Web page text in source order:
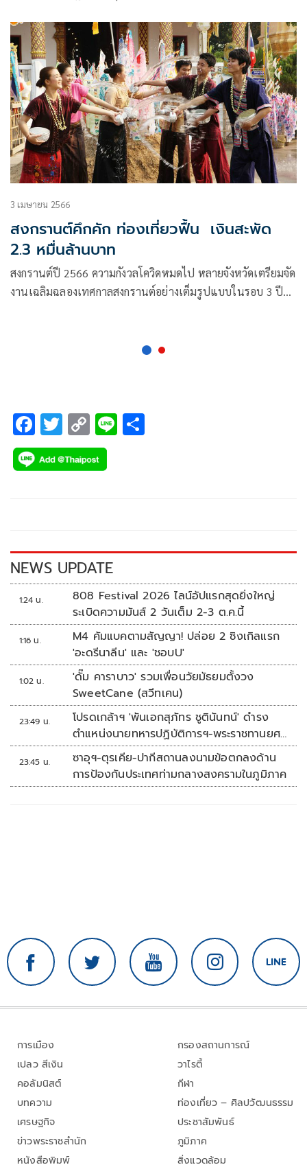
2566
3 เมษายน 2566
สงกรานต์คึกคัก ท่องเที่ยวฟื้น เงินสะพัด
2.3 หมื่นล้านบาท
สงกรานต์ปี 2566 ความกังวลโควิดหมดไป หลายจังหวัดเตรียมจัด
งานเฉลิมฉลองเทศกาลสงกรานต์อย่างเต็มรูปแบบในรอบ 3 ปีกัน
F
ac
e
k
T
wi
tt
C
o
p
k
Li
NEWS UPDATE
1:24 น.
808 Festival 2026 ไลน์อัปแรกสุดยิ่งใหญ่
ระเบิดความมันส์ 2 วันเต็ม 2-3 ต.ค.นี้
1:16 น.
M4 คัมแบคตามสัญญา! ปล่อย 2 ซิงเกิลแรก
'อะดรีนาลีน' และ 'ชอบU'
1:02 น.
'ดั๊ม คาราบาว' รวมเพื่อนวัยมัธยมตั้งวง
SweetCane (สวีทเคน)
23:49 น.
โปรดเกล้าฯ 'พันเอกสุภัทร ชูตินันทน์' ดำรง
ตำแหน่งนายทหารปฏิบัติการฯ-พระราชทานยศ
'พลตรี'
23:45 น.
ซาอุฯ-ตุรเคีย-ปากีสถานลงนามข้อตกลงด้าน
การป้องกันประเทศท่ามกลางสงครามในภูมิภาค
การเมือง
เปลว สีเงิน
คอลัมนิสต์
บทความ
เศรษฐกิจ
ข่าวพระราชสำนัก
หนังสือพิมพ์
กรองสถานการณ์
วาไรตี้
กีฬา
ท่องเที่ยว – ศิลปวัฒนธรรม
ประชาสัมพันธ์
ภูมิภาค
สิ่งแวดล้อม